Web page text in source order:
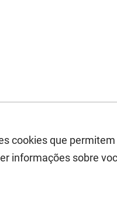
cookies que
informações sobre